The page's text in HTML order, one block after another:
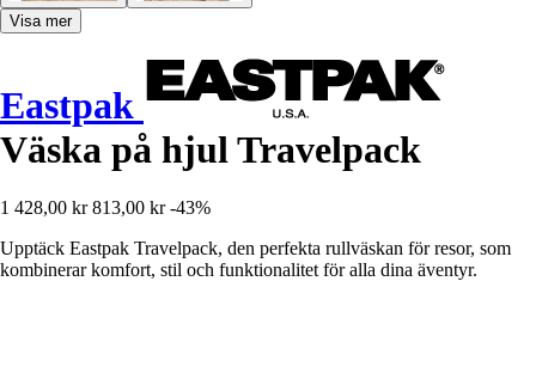
Visa mer
Eastpak
Väska på hjul Travelpack
1 428,00 kr 813,00 kr -43%
Upptäck Eastpak Travelpack, den perfekta rullväskan för resor, som
kombinerar komfort, stil och funktionalitet för alla dina äventyr.